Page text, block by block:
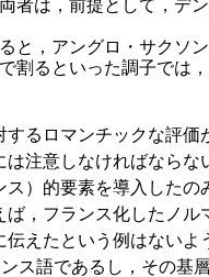
者は，前提として，デ
と，アングロ・サクソ
割るといった調子では
るロマンチックな評価
注意しなければなら
ス）的要素を導入した
，フランス化したノ
えたという例はないよ
ス語であるし，その基